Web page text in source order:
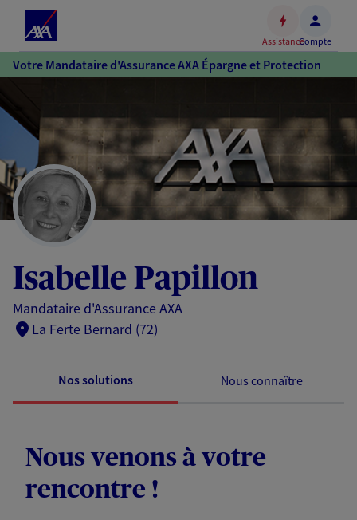
Accéder
au
Accéder
au
pied
de
page
AssistanceCompte
Votre Mandataire d'Assurance AXA Épargne et Protection
Isabelle Papillon
Mandataire d'Assurance AXA
La Ferte Bernard (72)
Nos solutions Nous connaître
Nous venons à votre
rencontre !